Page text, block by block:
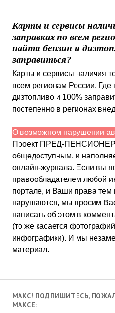
Карты и сервисы
заправках по всем
найти бензин и
заправиться?
Карты и сервисы наличия
всем регионам России. Где
дизтопливо и 100%
постепенно в регионах
О возможном нарушении
Проект ПРЕД-ПЕНСИОНЕР
общедоступным, и
онлайн-журнала. Если вы
правообладателем любой
портале, и Ваши права
нарушаются, мы просим
написать об этом в
(то же касается
инфографики). И мы
материал.
МАКС! ПОДПИШИТЕСЬ,
МАКСЕ: